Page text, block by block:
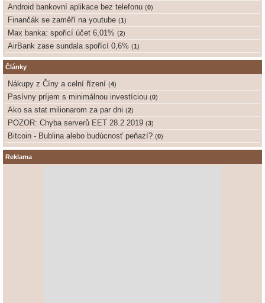
Android bankovní aplikace bez telefonu (0)
Finančák se zaměří na youtube (1)
Max banka: spořicí účet 6,01% (2)
AirBank zase sundala spořící 0,6% (1)
Články
Nákupy z Číny a celní řízení (4)
Pasívny príjem s minimálnou investíciou (0)
Ako sa stat milionarom za par dni (2)
POZOR: Chyba serverů EET 28.2.2019 (3)
Bitcoin - Bublina alebo budúcnosť peňazí? (0)
Reklama